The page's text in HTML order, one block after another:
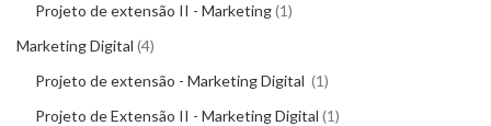
Projeto de extensão II - Marketing 1
Marketing Digital 4
Projeto de extensão - Marketing Digital
1
Projeto de Extensão II - Marketing Digital 1